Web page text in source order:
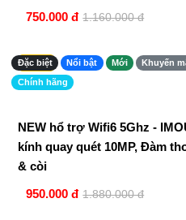
750.000 đ 1.160.000 đ
Đặc biệt Nổi bật Mới Khuyến
Chính hãng
-49%
NEW hổ trợ Wifi6 5Ghz -
kính quay quét 10MP, Đàm
& còi
950.000 đ 1.880.000 đ